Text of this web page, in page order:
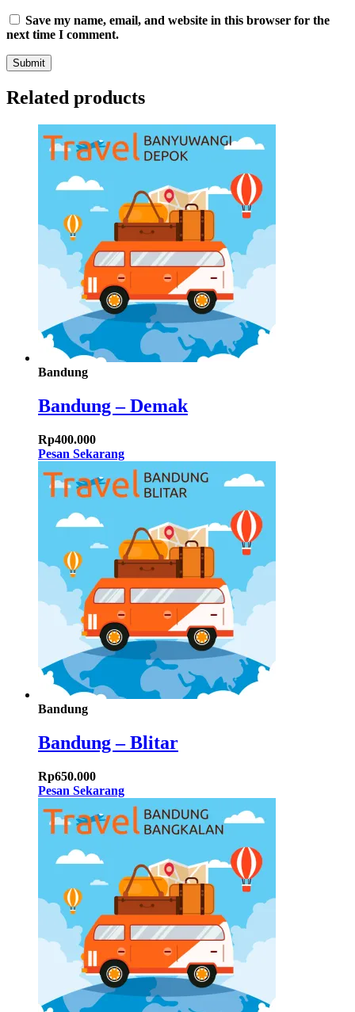
Save my name, email, and website in this browser for the
next time I comment.
Related products
Bandung
Bandung – Demak
Rp400.000
Pesan Sekarang
Bandung
Bandung – Blitar
Rp650.000
Pesan Sekarang